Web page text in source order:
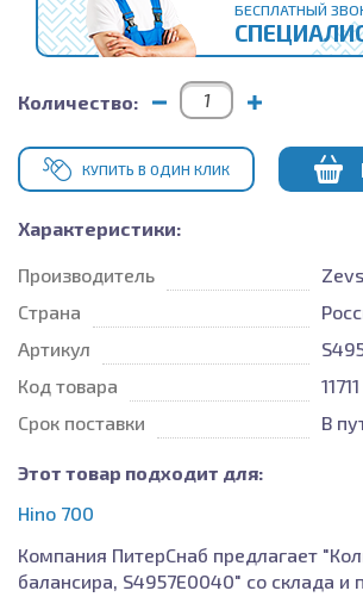
БЕСПЛАТНЫЙ
Количество:
КУПИТЬ В ОДИН КЛИК
Характеристики:
Производитель
Zevs
Страна
Артикул
Код товара
11711
Срок поставки
В
Этот товар подходит для:
Hino 700
Компания ПитерСнаб предлагает
балансира, S4957E0040" со склада и